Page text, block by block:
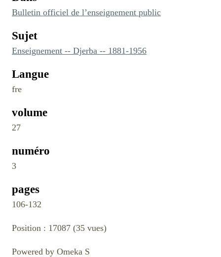
Bulletin officiel de l’enseignement public
Sujet
Enseignement -- Djerba -- 1881-1956
Langue
fre
volume
27
numéro
3
pages
106-132
Position : 17087 (35 vues)
Powered by Omeka S